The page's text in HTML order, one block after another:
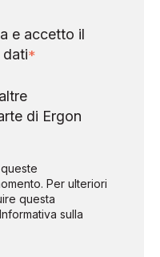
e accetto il
*
di Ergon
Per ulteriori
questa
sulla